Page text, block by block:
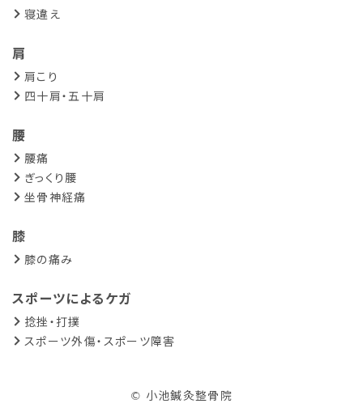
寝違え
肩
肩こり
四十肩・五十肩
腰
腰痛
ぎっくり腰
坐骨神経痛
膝
膝の痛み
スポーツによるケガ
捻挫・打撲
スポーツ外傷・スポーツ障害
© 小池鍼灸整骨院